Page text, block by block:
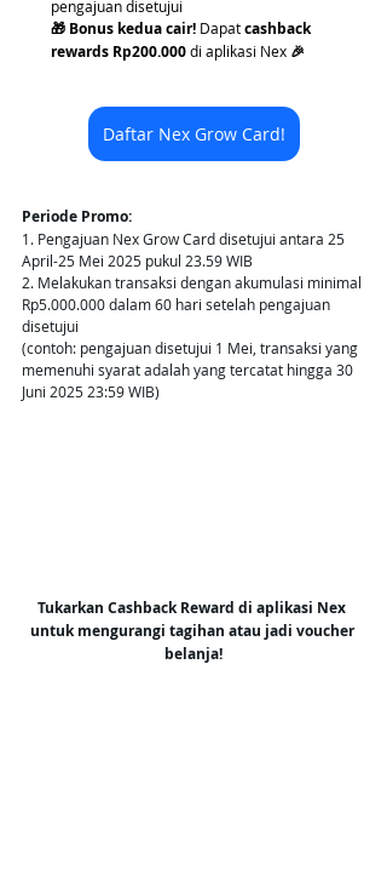
pengajuan disetujui
🎁 Bonus kedua cair! Dapat cashback
rewards Rp200.000 di aplikasi Nex 🎉
Daftar Nex Grow Card!
Periode Promo:
1. Pengajuan Nex Grow Card disetujui antara 25
April-25 Mei 2025 pukul 23.59 WIB
2. Melakukan transaksi dengan akumulasi minimal
Rp5.000.000 dalam 60 hari setelah pengajuan
disetujui
(contoh: pengajuan disetujui 1 Mei, transaksi yang
memenuhi syarat adalah yang tercatat hingga 30
Juni 2025 23:59 WIB)
Tukarkan Cashback Reward di aplikasi Nex
untuk mengurangi tagihan atau jadi voucher
belanja!